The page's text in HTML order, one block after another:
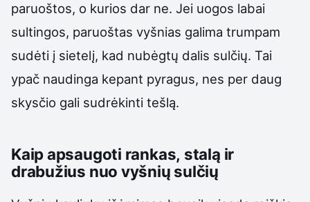
paruoštos, o kurios dar ne. Jei uogos labai
sultingos, paruoštas vyšnias galima trumpam
sudėti į sietelį, kad nubėgtų dalis sulčių. Tai
ypač naudinga kepant pyragus, nes per daug
skysčio gali sudrėkinti tešlą.
Kaip apsaugoti rankas, stalą ir
drabužius nuo vyšnių sulčių